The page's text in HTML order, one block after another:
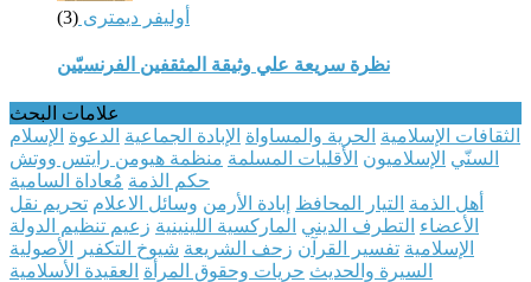
أوليفر ديمترى (3)
نظرة سريعة علي وثيقة المثقفين الفرنسيّين
علامات البحث
الثقافات الإسلامية الحرية والمساواة الإبادة الجماعية الدعوة الإسلام
السنّي الإسلاميون الأقليات المسلمة منظمة هيومن رايتس ووتش
حكم الذمة مُعاداة السامية
أهل الذمة التيار المحافظ إبادة الأرمن وسائل الاعلام تحريم نقل
الأعضاء التطرف الديني الماركسية اللينينية زعيم تنظيم الدولة
الإسلامية تفسير القرآن زحف الشريعة شيوخ التكفير
الأصولية
السيرة والحديث حريات وحقوق المرأة العقيدة الأسلامية